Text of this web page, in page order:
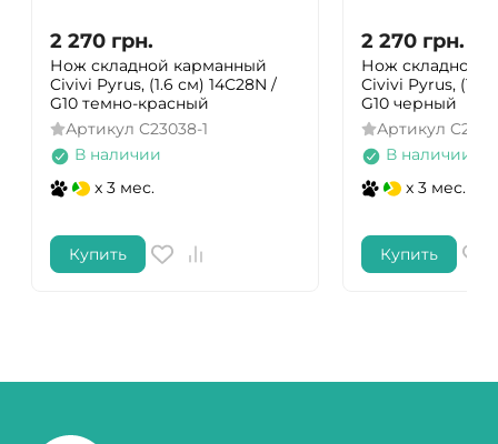
2 270 грн.
Нож складной карманный
Civivi Pyrus, (1.6 см) 14C28N /
G10 темно-красный
Артикул C23038-1
В наличии
x 3 мес.
Купить
2 270 грн.
Нож складной
Civivi Pyrus, (1.6
G10 черный
Артикул
В наличии
x 3 мес.
Купить